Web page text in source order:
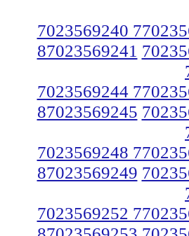
7023569240
87023569241
7023569244
87023569245
7023569248
87023569249
7023569252